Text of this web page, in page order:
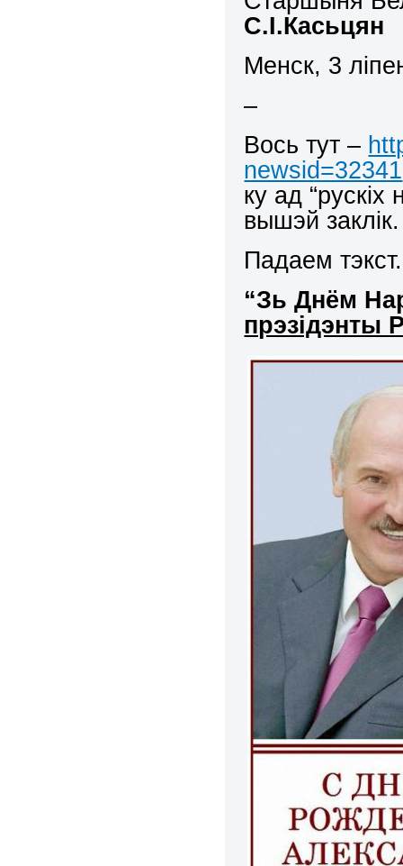
С.І.Касьцян
Менск, 3
–
Вось тут –
newsid=32341
ку ад “рускіх
вышэй заклік.
Падаем тэкст.
“Зь Днём
прэзідэнты